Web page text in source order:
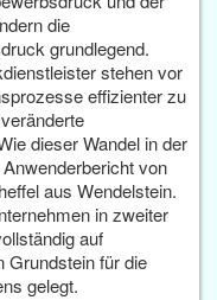
die
grundlegend.
stehen vor
effizienter zu
dieser Wandel in der
von
aus Wendelstein.
in zweiter
auf
Grundstein für die
gelegt.